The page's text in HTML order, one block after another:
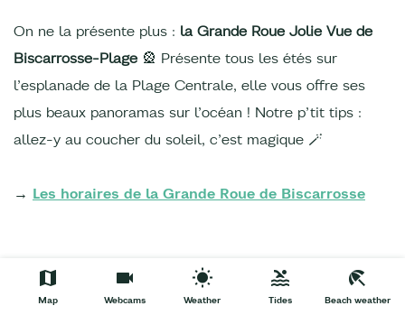
On ne la présente plus : la Grande Roue Jolie Vue de
Biscarrosse-Plage🎡 Présente tous les étés sur
l’esplanade de la Plage Centrale, elle vous offre ses
plus beaux panoramas sur l’océan ! Notre p’tit tips :
allez-y au coucher du soleil, c’est magique 🪄
→ Les horaires de la Grande Roue de Biscarrosse
Nos idées de journées petit
budget à Biscarrosse et
Map Webcams Weather Tides Beach weather